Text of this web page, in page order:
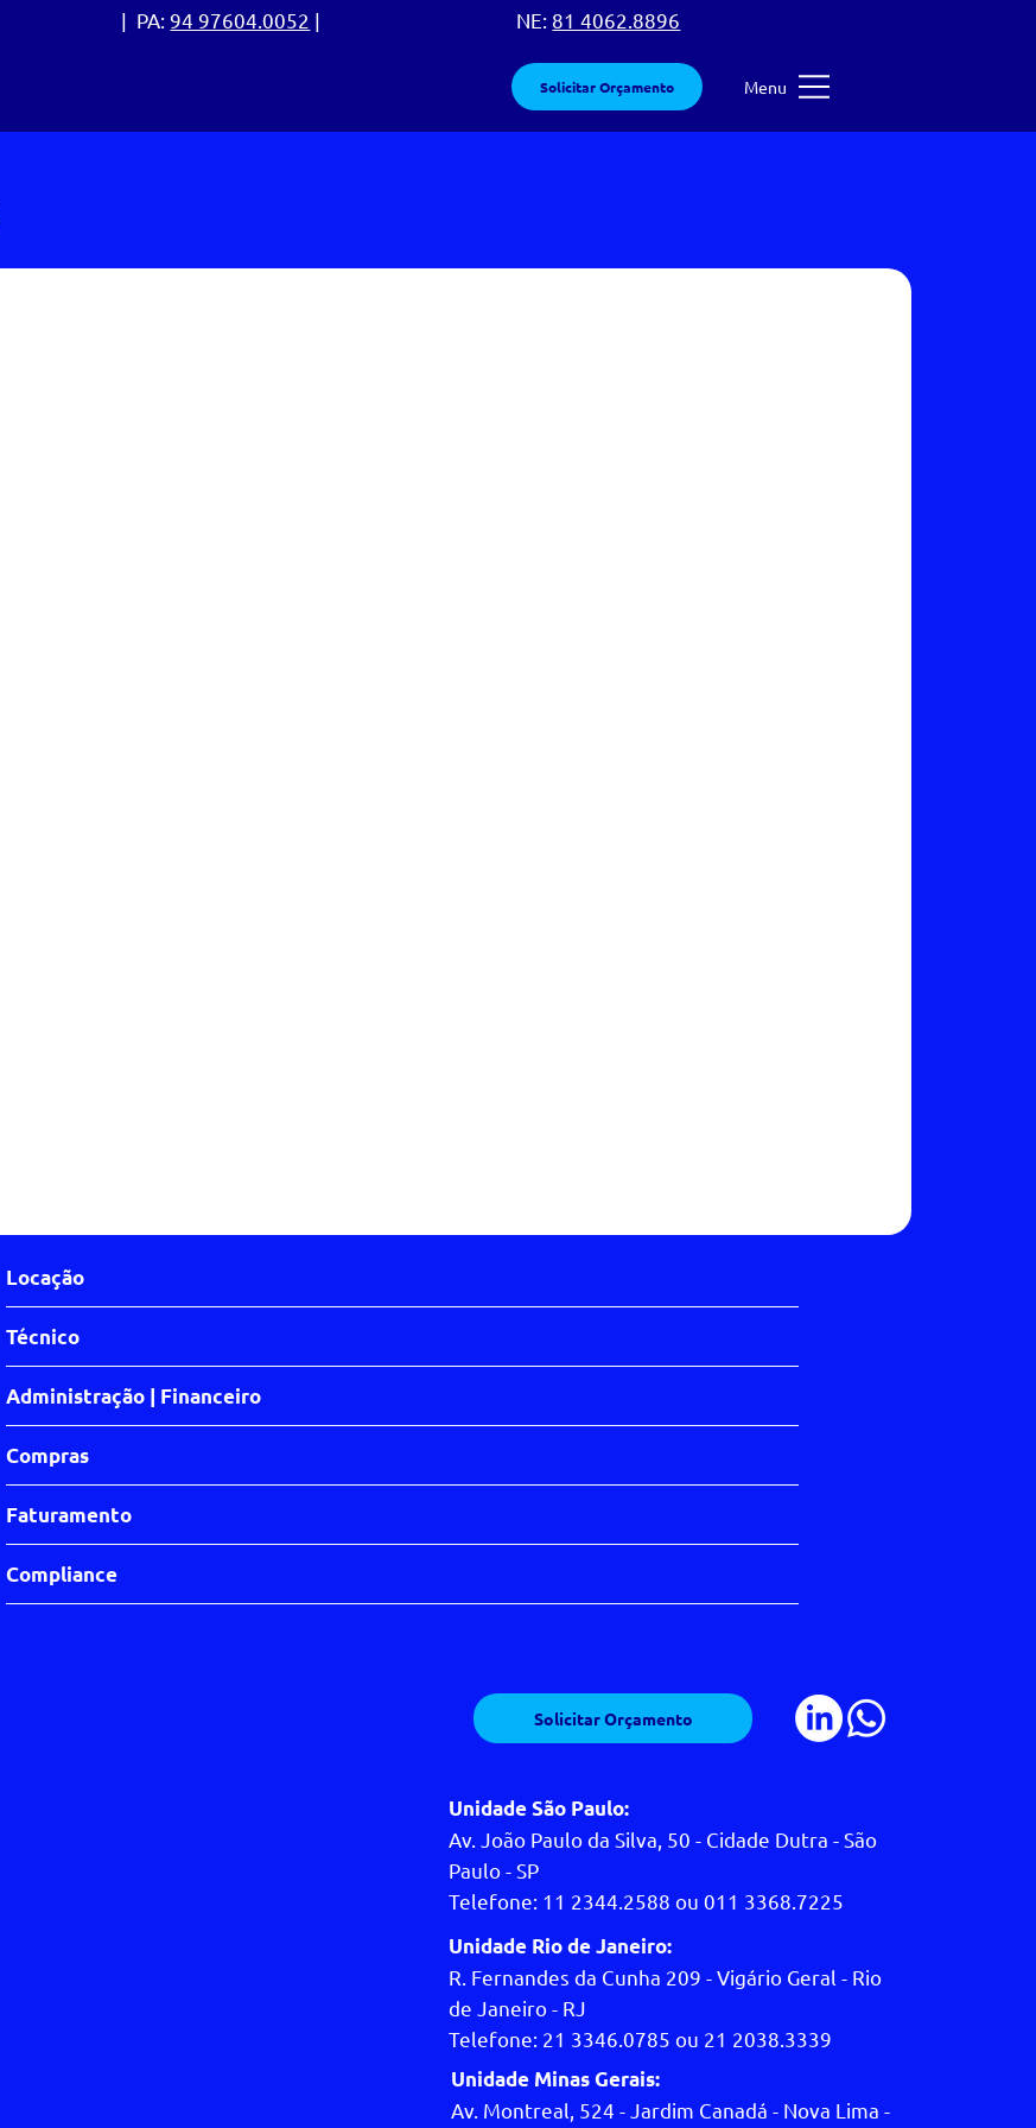
| PA:94 97604.0052 | NE: 81 4062.8896
Solicitar Orçamento Menu
Locação
Técnico
Administração | Financeiro
Compras
Faturamento
Compliance
Solicitar Orçamento
Unidade São Paulo:
Av. João Paulo da Silva, 50 - Cidade Dutra - São
Paulo - SP
Telefone: 11 2344.2588 ou 011 3368.7225
Unidade Rio de Janeiro:
R. Fernandes da Cunha 209 - Vigário Geral - Rio
de Janeiro - RJ
Telefone: 21 3346.0785 ou 21 2038.3339
Unidade Minas Gerais:
Av. Montreal, 524 - Jardim Canadá - Nova Lima -